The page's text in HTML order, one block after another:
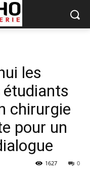
les
chirurgie
pour un
0
1627